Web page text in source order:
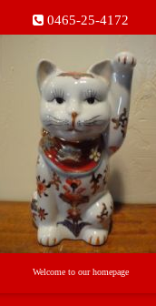
0465-25-4172
Welcome to our homepage